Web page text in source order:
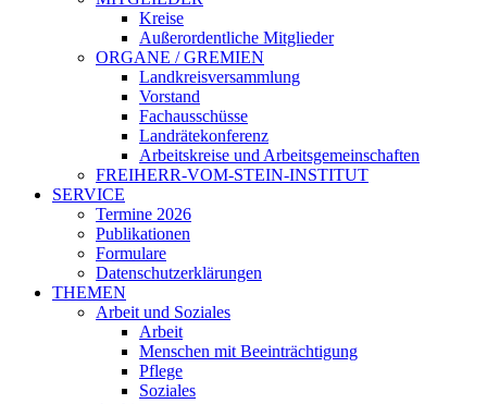
Kreise
Außerordentliche Mitglieder
ORGANE / GREMIEN
Landkreisversammlung
Vorstand
Fachausschüsse
Landrätekonferenz
Arbeitskreise und Arbeitsgemeinschaften
FREIHERR-VOM-STEIN-INSTITUT
SERVICE
Termine 2026
Publikationen
Formulare
Datenschutzerklärungen
THEMEN
Arbeit und Soziales
Arbeit
Menschen mit Beeinträchtigung
Pflege
Soziales